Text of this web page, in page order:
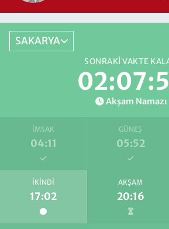
SAKARYA
SONRAKI VAKTE
Akşam Namazı
İMSAK
04:11
GÜNEŞ
05:52
İKINDI
17:02
AKŞAM
20:16